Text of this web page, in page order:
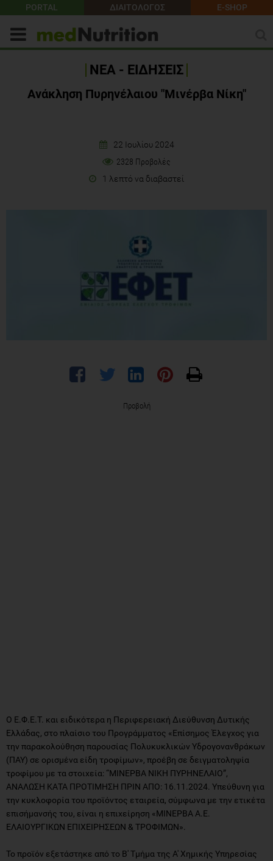
PORTAL ΔΙΑΙΤΟΛΟΓΟΣ E-SHOP
ΝΕΑ - ΕΙΔΗΣΕΙΣ
Ανάκληση Πυρηνέλαιου "Μινέρβα Νίκη"
22 Ιουλίου 2024
2328 Προβολές
1 λεπτό να διαβαστεί
Προβολή
Ο Ε.Φ.Ε.Τ. και ειδικότερα η Περιφερειακή Διεύθυνση Δυτικής
Ελλάδας, στο πλαίσιο του Προγράμματος «Επίσημος Έλεγχος για
την παρακολούθηση παρουσίας Πολυκυκλικών Υδρογονανθράκων
(ΠΑΥ) σε ορισμένα είδη τροφίμων», προέβη σε δειγματοληψία
τροφίμου με τα στοιχεία: “ΜΙΝΕΡΒΑ ΝΙΚΗ ΠΥΡΗΝΕΛΑΙΟ”,
ΑΝΑΛΩΣΗ ΚΑΤΑ ΠΡΟΤΙΜΗΣΗ ΠΡΙΝ ΑΠΟ: 16.11.2024. Υπεύθυνη για
την κυκλοφορία του προϊόντος εταιρεία, σύμφωνα με την ετικέτα
επισήμανσής του, είναι η επιχείρηση «ΜΙΝΕΡΒΑ Α.Ε.
ΕΛΑΙΟΥΡΓΙΚΩΝ ΕΠΙΧΕΙΡΗΣΕΩΝ & ΤΡΟΦΙΜΩΝ».
Το προϊόν εξετάστηκε από το Β' Τμήμα της Α' Χημικής Υπηρεσίας